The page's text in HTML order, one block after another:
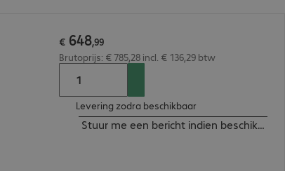
€ 648,99
Brutoprijs: € 785,28 incl. € 136,29 btw
Levering zodra beschikbaar
Stuur me een bericht indien beschikbaar